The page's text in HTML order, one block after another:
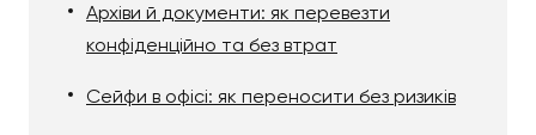
Архіви й документи: як перевезти
конфіденційно та без втрат
Сейфи в офісі: як переносити без ризиків